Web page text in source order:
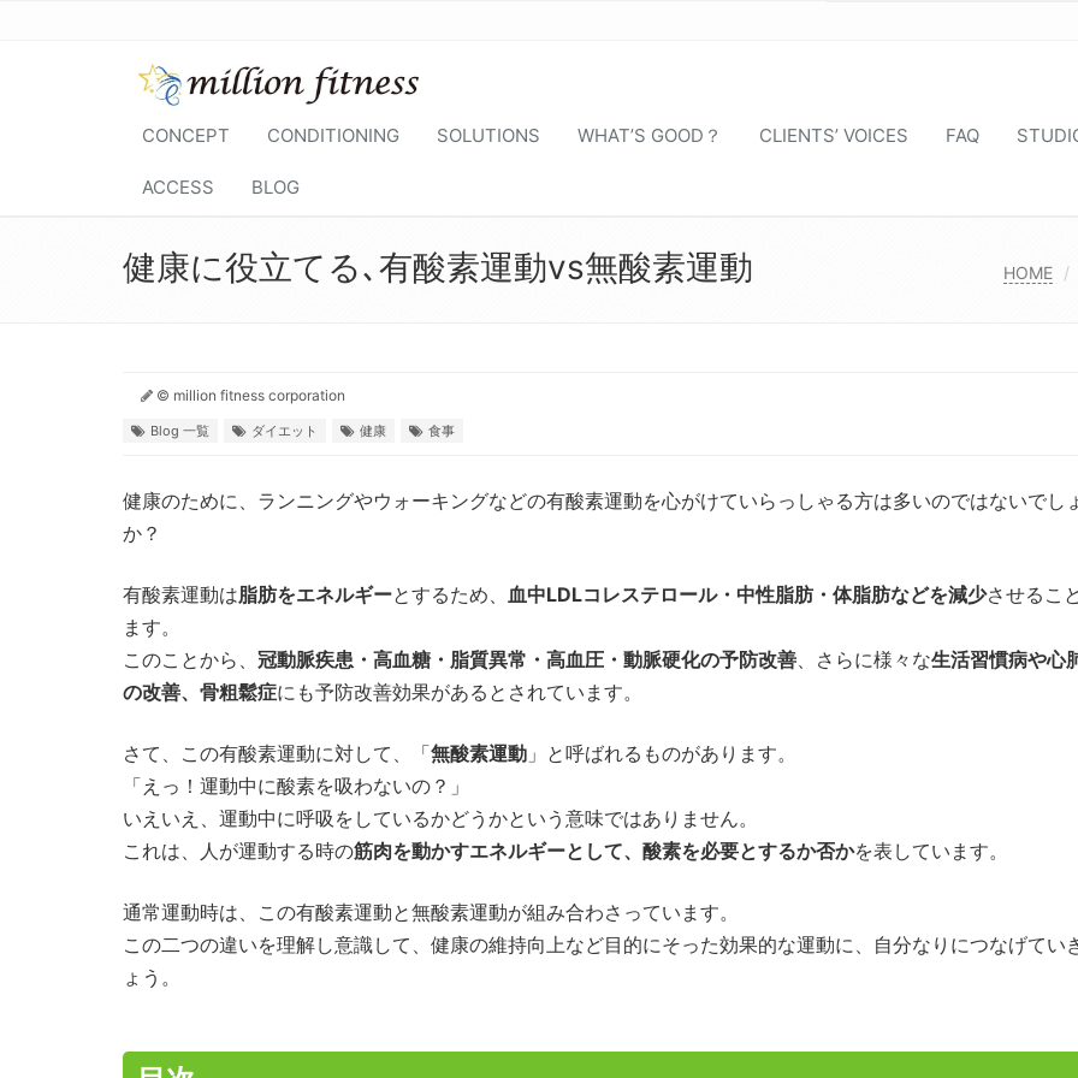
CONCEPT CONDITIONING SOLUTIONS WHAT’S GOOD？ CLIENTS’ VOICES FAQ
ACCESS BLOG
健康に役立てる､有酸素運動vs無酸素運動 HOME
© million fitness corporation
Blog 一覧 ダイエット 健康 食事
健康のために、ランニングやウォーキングなどの有酸素運動を心がけていらっしゃる方は多いのではないでし
か？
有酸素運動は脂肪をエネルギーとするため、 血中LDLコレステロール・中性脂肪・体脂肪などを減少させるこ
ます。
このことから、 冠動脈疾患・高血糖・脂質異常・高血圧・動脈硬化の予防改善、さらに様々な生活習慣病や心
の改善、骨粗鬆症にも予防改善効果があるとされています。
さて、この有酸素運動に対して、「無酸素運動 」と呼ばれるものがあります。
「えっ！運動中に酸素を吸わないの？」
いえいえ、運動中に呼吸をしているかどうかという意味ではありません。
これは、人が運動する時の筋肉を動かすエネルギーとして、酸素を必要とするか否かを表しています。
通常運動時は、この有酸素運動と無酸素運動が組み合わさっています。
この二つの違いを理解し意識して、健康の維持向上など目的にそった効果的な運動に、自分なりにつなげてい
ょう。